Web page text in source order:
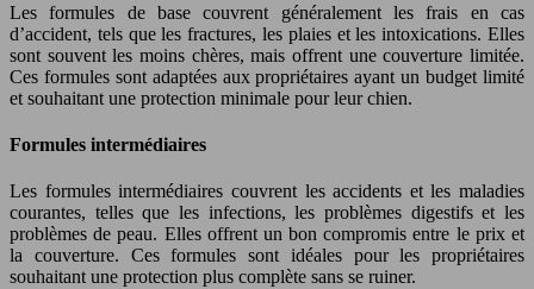
Les formules de base couvrent généralement les frais en cas
d’accident, tels que les fractures, les plaies et les intoxications. Elles
sont souvent les moins chères, mais offrent une couverture limitée.
Ces formules sont adaptées aux propriétaires ayant un budget limité
et souhaitant une protection minimale pour leur chien.
Formules intermédiaires
Les formules intermédiaires couvrent les accidents et les maladies
courantes, telles que les infections, les problèmes digestifs et les
problèmes de peau. Elles offrent un bon compromis entre le prix et
la couverture. Ces formules sont idéales pour les propriétaires
souhaitant une protection plus complète sans se ruiner.